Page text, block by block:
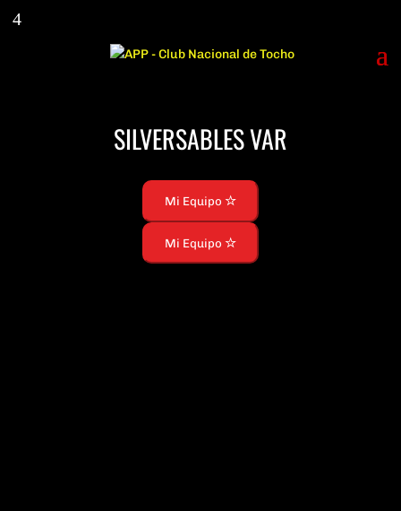
SILVERSABLES VAR
Mi Equipo
Mi Equipo